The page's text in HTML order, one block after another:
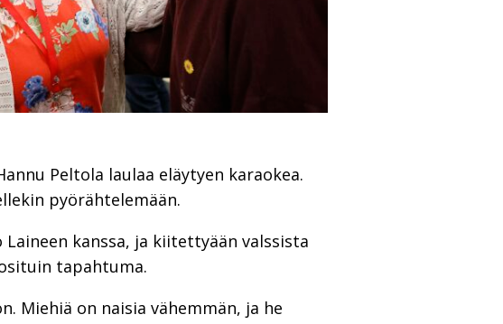
Peltola laulaa eläytyen karaokea.
pyörähtelemään.
Laineen kanssa, ja kiitettyään valssista
tapahtuma.
Miehiä on naisia vähemmän, ja he